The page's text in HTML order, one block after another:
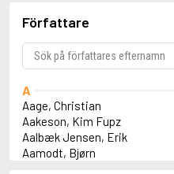
Författare
A
Aage, Christian
Aakeson, Kim Fupz
Aalbæk Jensen, Erik
Aamodt, Bjørn